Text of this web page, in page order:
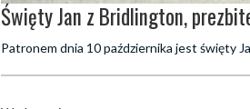
Święty Jan z Bridlington,
Patronem dnia 10 października jest święty